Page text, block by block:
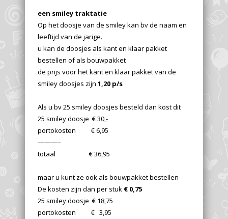
een smiley traktatie
Op het doosje van de smiley kan bv de naam en
leeftijd van de jarige.
u kan de doosjes als kant en klaar pakket
bestellen of als bouwpakket
de prijs voor het kant en klaar pakket van de
smiley doosjes zijn 1,20 p/s
Als u bv 25 smiley doosjes besteld dan kost dit
25 smiley doosje € 30,-
portokosten € 6,95
———–
totaal € 36,95
maar u kunt ze ook als bouwpakket bestellen
De kosten zijn dan per stuk € 0,75
25 smiley doosje € 18,75
portokosten € 3,95